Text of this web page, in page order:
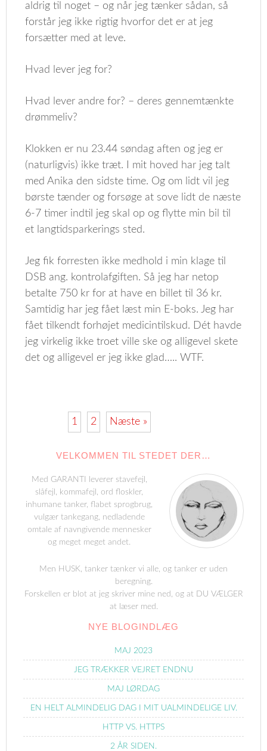
aldrig til noget – og når jeg tænker sådan, så
forstår jeg ikke rigtig hvorfor det er at jeg
forsætter med at leve.
Hvad lever jeg for?
Hvad lever andre for? – deres gennemtænkte
drømmeliv?
Klokken er nu 23.44 søndag aften og jeg er
(naturligvis) ikke træt. I mit hoved har jeg talt
med Anika den sidste time. Og om lidt vil jeg
børste tænder og forsøge at sove lidt de næste
6-7 timer indtil jeg skal op og flytte min bil til
et langtidsparkerings sted.
Jeg fik forresten ikke medhold i min klage til
DSB ang. kontrolafgiften. Så jeg har netop
betalte 750 kr for at have en billet til 36 kr.
Samtidig har jeg fået læst min E-boks. Jeg har
fået tilkendt forhøjet medicintilskud. Dét havde
jeg virkelig ikke troet ville ske og alligevel skete
det og alligevel er jeg ikke glad….. WTF.
1 2 Næste »
VELKOMMEN TIL STEDET DER…
Med GARANTI leverer stavefejl,
slåfejl, kommafejl, ord floskler,
inhumane tanker, flabet sprogbrug,
vulgær tankegang, nedladende
omtale af navngivende mennesker
og meget meget andet.
Men HUSK, tanker tænker vi alle, og tanker er uden
beregning.
Forskellen er blot at jeg skriver mine ned, og at DU VÆLGER
at læser med.
NYE BLOGINDLÆG
MAJ 2023
JEG TRÆKKER VEJRET ENDNU
MAJ LØRDAG
EN HELT ALMINDELIG DAG I MIT UALMINDELIGE LIV.
HTTP VS. HTTPS
2 ÅR SIDEN.